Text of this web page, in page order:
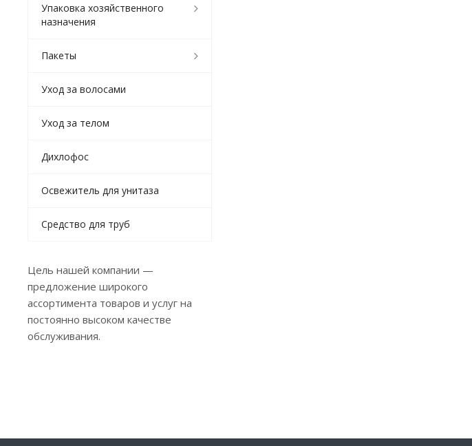
Упаковка хозяйственного
назначения
Пакеты
Уход за волосами
Уход за телом
Дихлофос
Освежитель для унитаза
Средство для труб
Цель нашей компании —
предложение широкого
ассортимента товаров и услуг на
постоянно высоком качестве
обслуживания.